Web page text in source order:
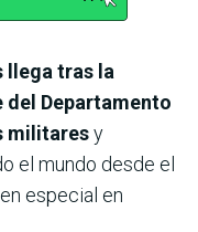
llega tras la
Departamento
militaresy
el mundo desde el
especial en